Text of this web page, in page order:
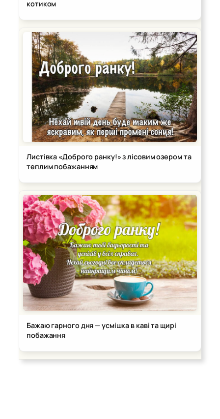
котиком
Листівка «Доброго ранку!» з лісовим озером та
теплим побажанням
Бажаю гарного дня — усмішка в каві та щирі
побажання